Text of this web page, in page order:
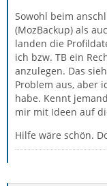
Sowohl beim
(MozBackup) als
landen die
ich bzw. TB ein
anzulegen. Das
Problem aus, aber
habe. Kennt
mir mit Ideen auf
Hilfe wäre schön.